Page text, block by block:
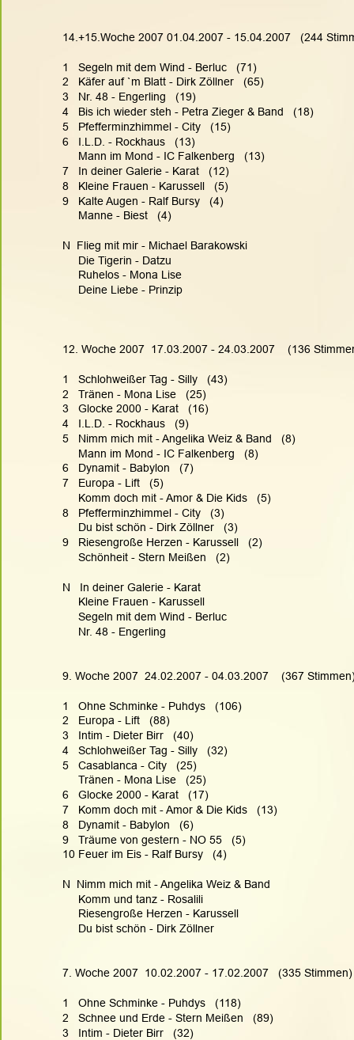
14.+15.Woche 2007 01.04.2007 - 15.04.2007   (244
1   Segeln mit dem Wind - Berluc   (71)
2   Käfer auf `m Blatt - Dirk Zöllner   (65)
3   Nr. 48 - Engerling   (19)
4   Bis ich wieder steh - Petra Zieger & Band   (18)
5   Pfefferminzhimmel - City   (15)
6   I.L.D. - Rockhaus   (13)
     Mann im Mond - IC Falkenberg   (13)
7   In deiner Galerie - Karat   (12)
8   Kleine Frauen - Karussell   (5)
9   Kalte Augen - Ralf Bursy   (4)
     Manne - Biest   (4)
N  Flieg mit mir - Michael Barakowski
     Die Tigerin - Datzu
     Ruhelos - Mona Lise
     Deine Liebe - Prinzip
12. Woche 2007  17.03.2007 - 24.03.2007    (136
1   Schlohweißer Tag - Silly   (43)
2   Tränen - Mona Lise   (25)
3   Glocke 2000 - Karat   (16)
4   I.L.D. - Rockhaus   (9)
5   Nimm mich mit - Angelika Weiz & Band   (8)
     Mann im Mond - IC Falkenberg   (8)
6   Dynamit - Babylon   (7)
7   Europa - Lift   (5)
     Komm doch mit - Amor & Die Kids   (5)
8   Pfefferminzhimmel - City   (3)
     Du bist schön - Dirk Zöllner   (3)
9   Riesengroße Herzen - Karussell   (2)
     Schönheit - Stern Meißen   (2)
N   In deiner Galerie - Karat
     Kleine Frauen - Karussell
     Segeln mit dem Wind - Berluc
     Nr. 48 - Engerling
9. Woche 2007  24.02.2007 - 04.03.2007    (367
1   Ohne Schminke - Puhdys   (106)
2   Europa - Lift   (88)
3   Intim - Dieter Birr   (40)
4   Schlohweißer Tag - Silly   (32)
5   Casablanca - City   (25)
     Tränen - Mona Lise   (25)
6   Glocke 2000 - Karat   (17)
7   Komm doch mit - Amor & Die Kids   (13)
8   Dynamit - Babylon   (6)
9   Träume von gestern - NO 55   (5)
10 Feuer im Eis - Ralf Bursy   (4)
N  Nimm mich mit - Angelika Weiz & Band
     Komm und tanz - Rosalili
     Riesengroße Herzen - Karussell
     Du bist schön - Dirk Zöllner
7. Woche 2007  10.02.2007 - 17.02.2007   (335 Stimmen)
1   Ohne Schminke - Puhdys   (118)
2   Schnee und Erde - Stern Meißen   (89)
3   Intim - Dieter Birr   (32)